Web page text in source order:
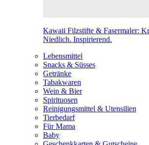
Kawaii Filzstifte & Fasermaler:
Niedlich. Inspirierend.
Lebensmittel
Snacks & Süsses
Getränke
Tabakwaren
Wein & Bier
Spirituosen
Reinigungsmittel & Utensilien
Tierbedarf
Für Mama
Baby